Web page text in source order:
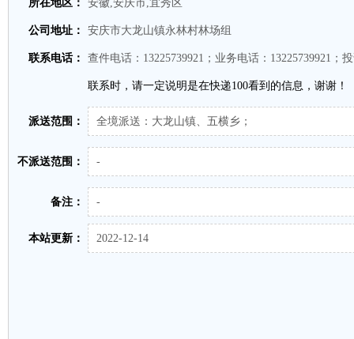
所在地区： 安徽,安庆市,宜秀区
公司地址： 安庆市大龙山镇永林村林场组
联系电话： 查件电话：13225739921；业务电话：13225739921；
联系时，请一定说明是在快递100看到的信息，谢谢！
派送范围： 全境派送：大龙山镇、五横乡；
不派送范围： -
备注： -
本站更新： 2022-12-14